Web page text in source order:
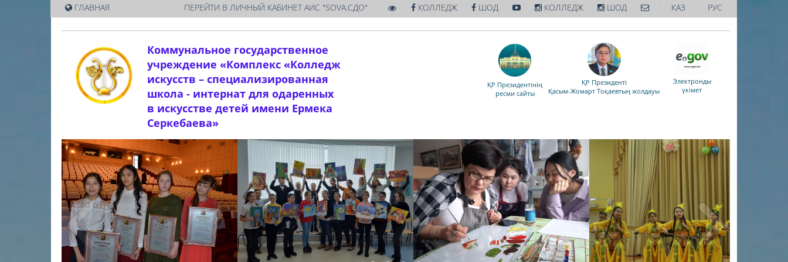
ГЛАВНАЯ ПЕРЕЙТИ В ЛИЧНЫЙ КАБИНЕТ АИС "SOVA.СДО" КОЛЛЕДЖ ШОД КОЛЛЕДЖ ШОД КАЗ РУС
Коммунальное государственное
учреждение «Комплекс «Колледж
искусств – специализированная
школа - интернат для одаренных
в искусстве детей имени Ермека
Серкебаева»
Электронды
үкімет
ҚР Президенті
Қасым-Жомарт Тоқаевтың жолдауы
ҚР Президентінің
ресми сайты